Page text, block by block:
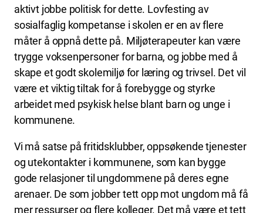
aktivt jobbe politisk for dette. Lovfesting av
sosialfaglig kompetanse i skolen er en av flere
måter å oppnå dette på. Miljøterapeuter kan være
trygge voksenpersoner for barna, og jobbe med å
skape et godt skolemiljø for læring og trivsel. Det vil
være et viktig tiltak for å forebygge og styrke
arbeidet med psykisk helse blant barn og unge i
kommunene.
Vi må satse på fritidsklubber, oppsøkende tjenester
og utekontakter i kommunene, som kan bygge
gode relasjoner til ungdommene på deres egne
arenaer. De som jobber tett opp mot ungdom må få
mer ressurser og flere kolleger. Det må være et tett